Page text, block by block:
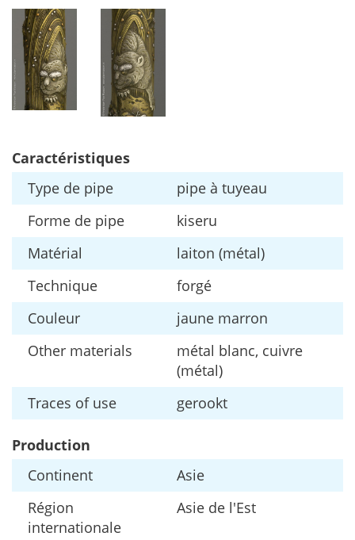
Caractéristiques
Type de pipe pipe à tuyeau
Forme de pipe
kiseru
Matérial laiton (métal)
Technique
forgé
Couleur
jaune marron
Other materials métal blanc, cuivre
(métal)
Traces of use gerookt
Production
Continent
Asie
Région
internationale
Asie de l'Est